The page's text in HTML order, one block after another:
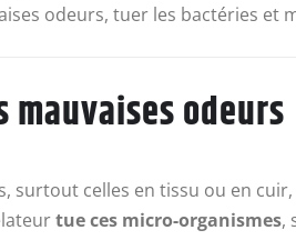
odeurs, tuer les bactéries et
mauvaises odeurs
surtout celles en tissu ou en
tue ces micro-organismes,